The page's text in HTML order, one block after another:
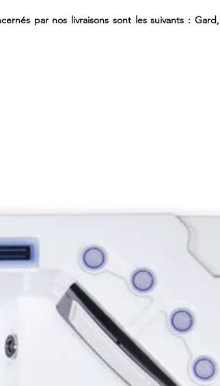
par nos livraisons sont les suivants : Gard,